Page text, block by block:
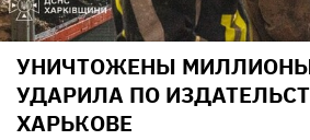
УНИЧТОЖЕНЫ
УДАРИЛА ПО
ХАРЬКОВЕ